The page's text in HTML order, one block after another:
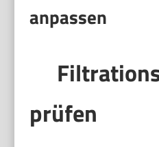
anpassen
prüfen